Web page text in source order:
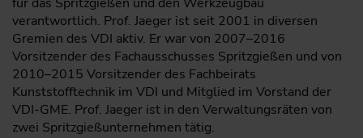
verantwortlich. Prof. Jaeger ist seit 2001 in diversen
Gremien des VDI aktiv. Er war von 2007–2016
Vorsitzender des Fachausschusses Spritzgießen und von
2010–2015 Vorsitzender des Fachbeirats
Kunststofftechnik im VDI und Mitglied im Vorstand der
VDI-GME. Prof. Jaeger ist in den Verwaltungsräten von
zwei Spritzgießunternehmen tätig.